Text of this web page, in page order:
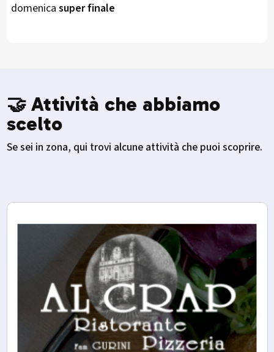
domenica super finale
🤝 Attività che abbiamo
scelto
Se sei in zona, qui trovi alcune attività che puoi scoprire.